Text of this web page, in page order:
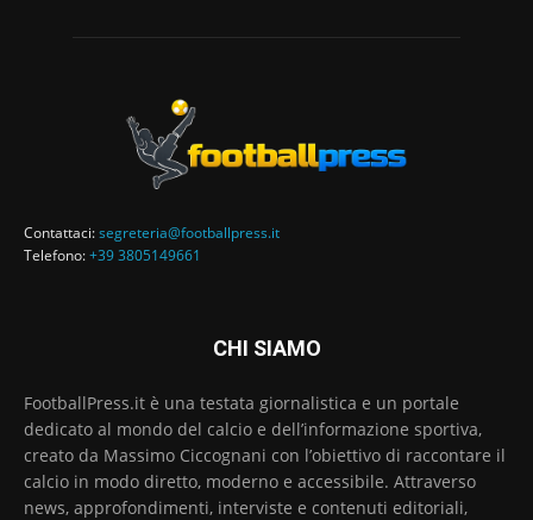
Contattaci:segreteria@footballpress.it
Telefono:+39 3805149661
CHI SIAMO
FootballPress.it è una testata giornalistica e un portale
dedicato al mondo del calcio e dell’informazione sportiva,
creato da Massimo Ciccognani con l’obiettivo di raccontare il
calcio in modo diretto, moderno e accessibile. Attraverso
news, approfondimenti, interviste e contenuti editoriali,